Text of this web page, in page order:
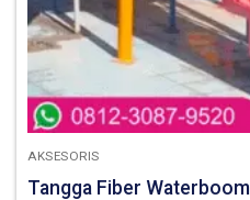
AKSESORIS
Tangga Fiber Waterboom